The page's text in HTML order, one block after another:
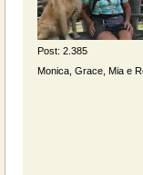
Post: 2.385
Monica, Grace, Mia e